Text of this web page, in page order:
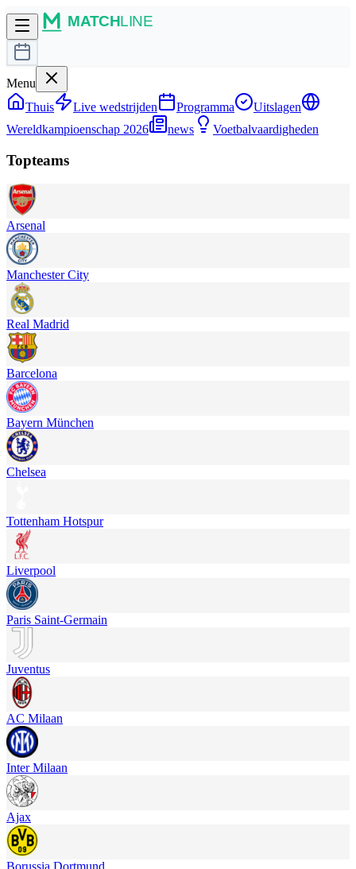
Menu
Thuis
Live wedstrijden Programma
Uitslagen
Wereldkampioenschap 2026
news Voetbalvaardigheden
Topteams
Arsenal
Manchester City
Real Madrid
Barcelona
Bayern München
Chelsea
Tottenham Hotspur
Liverpool
Paris Saint-Germain
Juventus
AC Milaan
Inter Milaan
Ajax